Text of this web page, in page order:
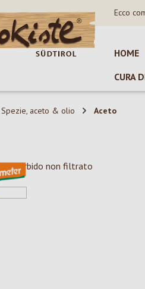
principale principale Ecco
HOME
CURA
Spezie, aceto & olio Aceto
di immagini